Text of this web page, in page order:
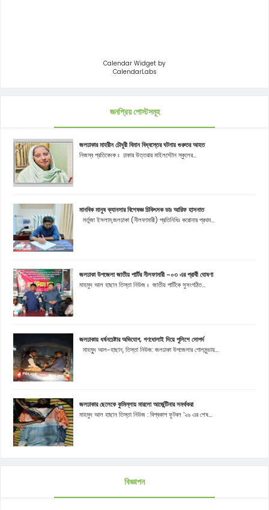
Calendar Widget by
CalendarLabs
জনপ্রিয় পোস্টসমূহ
জলঢাকার মাহরীন চৌধুরী বিমান বিধ্বস্তের ঘটনায় গুরুতর আহত
নিজস্ব প্রতিবেদক ঃ ঢাকার উত্তরার মাইলস্টোন স্কুলের...
মানবিক মানুষ ক্যানসার বিশেষজ্ঞ চিকিৎসক ডাঃ আরিফ হাসনাত
মর্তুজা ইসলাম,জলঢাকা (নীলফামারী) প্রতিনিধিঃ করোনার প্রথম...
জলঢাকা উপজেলা জাতীয় পার্টির নীলফামারী -০৩ এর প্রার্থী ঘোষণা
মাহমুদ আল হাছান তিস্তা নিউজ ঃ জাতীয় পার্টিকে সুসংগঠিত...
জলঢাকায় ধর্ষনচেষ্টার অভিযোগ, গণধোলাই দিয়ে পুলিশে সোপর্দ
মাহমুূদ আল-হাছান, তিস্তা নিউজ: জলঢাকা উপজেলার গোলমুন্ডায়...
জলঢাকার ছেলেকে কুমিল্লায় মারলো আর্জেন্টিনার সমর্থকরা
মাহমুদ আল হাছান তিস্তা নিউজ : বিশ্বকাপ ফুটবল '২৬ এর শেষ...
বিজ্ঞাপন